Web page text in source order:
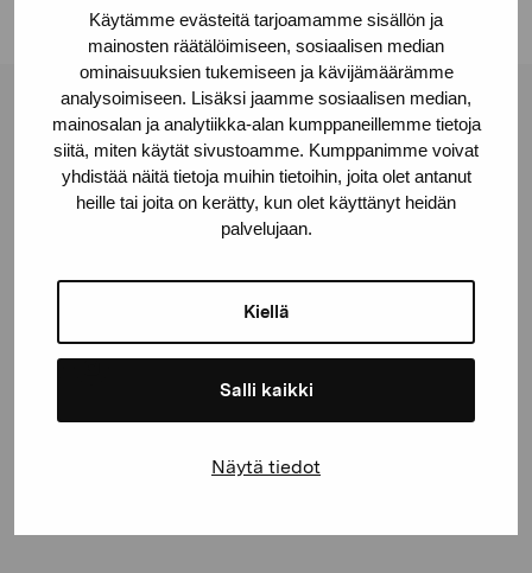
Käytämme evästeitä tarjoamamme sisällön ja
mainosten räätälöimiseen, sosiaalisen median
ominaisuuksien tukemiseen ja kävijämäärämme
analysoimiseen. Lisäksi jaamme sosiaalisen median,
mainosalan ja analytiikka-alan kumppaneillemme tietoja
siitä, miten käytät sivustoamme. Kumppanimme voivat
yhdistää näitä tietoja muihin tietoihin, joita olet antanut
heille tai joita on kerätty, kun olet käyttänyt heidän
palvelujaan.
Kiellä
Salli kaikki
Näytä tiedot
Pro Artibus Foundation
Gustav Wasas gata 11